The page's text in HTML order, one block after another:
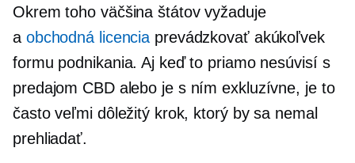
Okrem toho väčšina štátov vyžaduje
a obchodná licencia prevádzkovať akúkoľvek
formu podnikania. Aj keď to priamo nesúvisí s
predajom CBD alebo je s ním exkluzívne, je to
často veľmi dôležitý krok, ktorý by sa nemal
prehliadať.